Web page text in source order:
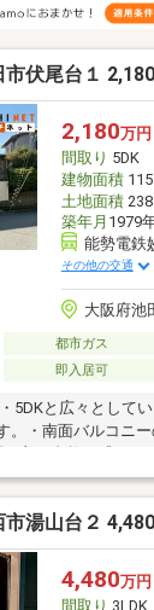
市伏尾台１
2,180万円
間取り 5DK
建物面積
土地面積
築年月 1979
能勢電鉄
その他の交通
大阪府池
都市ガス
即入居可
5DKと広々として
。・南面バルコニー
デニングや家庭菜
湯山台２
4,480万円
間取り 3LDK